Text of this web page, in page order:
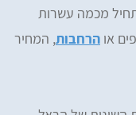
מכמה עשרות
או הרחבות, המחיר